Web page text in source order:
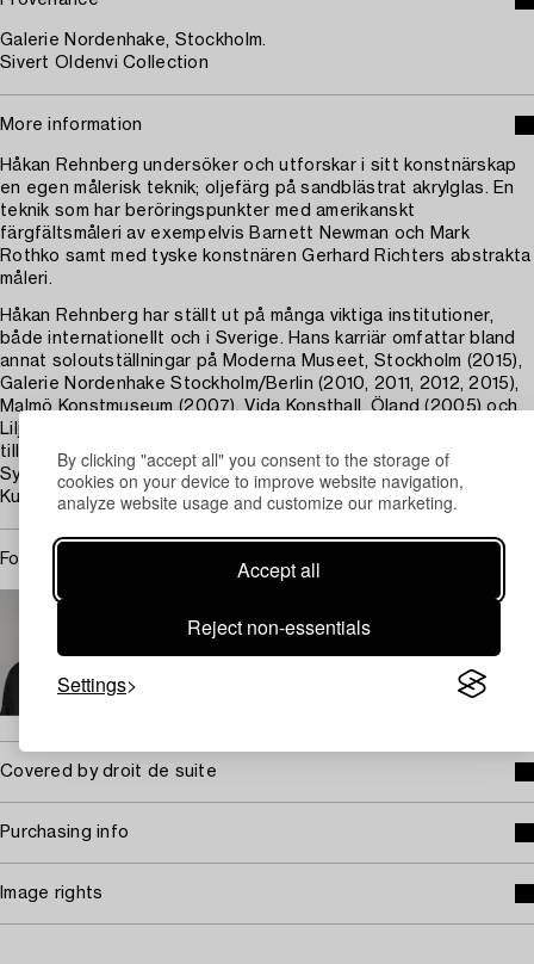
By clicking "accept all" you consent to the storage of
cookies on your device to improve website navigation,
analyze website usage and customize our marketing.
Accept all
Reject non-essentials
Settings
Galerie Nordenhake, Stockholm.
Sivert Oldenvi Collection
More information
Håkan Rehnberg undersöker och utforskar i sitt konstnärskap
en egen målerisk teknik; oljefärg på sandblästrat akrylglas. En
teknik som har beröringspunkter med amerikanskt
färgfältsmåleri av exempelvis Barnett Newman och Mark
Rothko samt med tyske konstnären Gerhard Richters abstrakta
måleri.
Håkan Rehnberg har ställt ut på många viktiga institutioner,
både internationellt och i Sverige. Hans karriär omfattar bland
annat soloutställningar på Moderna Museet, Stockholm (2015),
Galerie Nordenhake Stockholm/Berlin (2010, 2011, 2012, 2015),
Malmö Konstmuseum (2007), Vida Konsthall, Öland (2005) och
Liljevalchs Konsthall, Stockholm (2002). Rehnberg nominerades
till Carnegie Art Award 2002 och representerade Sverige på
Sydney Biennalen 2010. Håkan Rehnberg har varit ledamot i
Kungliga Akademien för de fria konsterna sedan år 2000.
For condition report contact specialist
Mollie Engström
Covered by droit de suite
Purchasing info
Image rights